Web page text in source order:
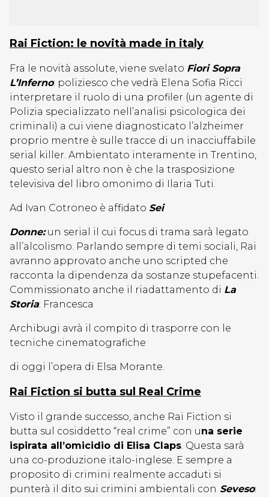
Rai Fiction: le novità made in italy
Fra le novità assolute, viene svelato Fiori Sopra
L’Inferno: poliziesco che vedrà Elena Sofia Ricci
interpretare il ruolo di una profiler (un agente di
Polizia specializzato nell’analisi psicologica dei
criminali) a cui viene diagnosticato l’alzheimer
proprio mentre è sulle tracce di un inacciuffabile
serial killer. Ambientato interamente in Trentino,
questo serial altro non è che la trasposizione
televisiva del libro omonimo di Ilaria Tuti.
Ad Ivan Cotroneo è affidato Sei
Donne:un serial il cui focus di trama sarà legato
all’alcolismo. Parlando sempre di temi sociali, Rai
avranno approvato anche uno scripted che
racconta la dipendenza da sostanze stupefacenti.
Commissionato anche il riadattamento di La
Storia: Francesca
Archibugi avrà il compito di trasporre con le
tecniche cinematografiche
di oggi l’opera di Elsa Morante.
Rai Fiction si butta sul Real Crime
Visto il grande successo, anche Rai Fiction si
butta sul cosiddetto “real crime” con una serie
ispirata all’omicidio di Elisa Claps. Questa sarà
una co-produzione italo-inglese. E sempre a
proposito di crimini realmente accaduti si
punterà il dito sui crimini ambientali con Seveso: